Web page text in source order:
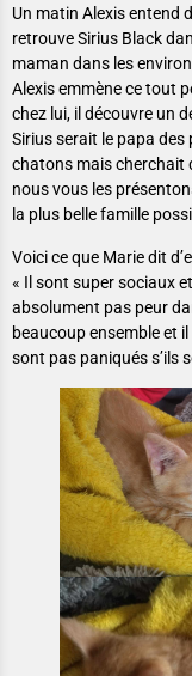
Un matin Alexis entend
retrouve Sirius Black
maman dans les
Alexis emmène ce tout
chez lui, il découvre un
Sirius serait le papa des
chatons mais cherchait
nous vous les
la plus belle famille
Voici ce que Marie dit
« Il sont super sociaux
absolument pas peur
beaucoup ensemble et
sont pas paniqués s’ils